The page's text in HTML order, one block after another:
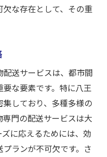
な存在として、その重
送サービスは、都市間
な要素です。特に八王
しており、多種多様の
門の配送サービスは大
に応えるためには、効
ランが不可欠です。さ